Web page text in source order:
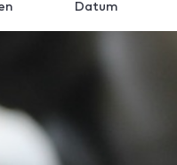
Datum